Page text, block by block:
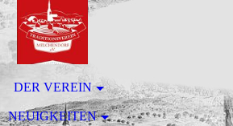
DER VEREIN
NEUIGKEITEN